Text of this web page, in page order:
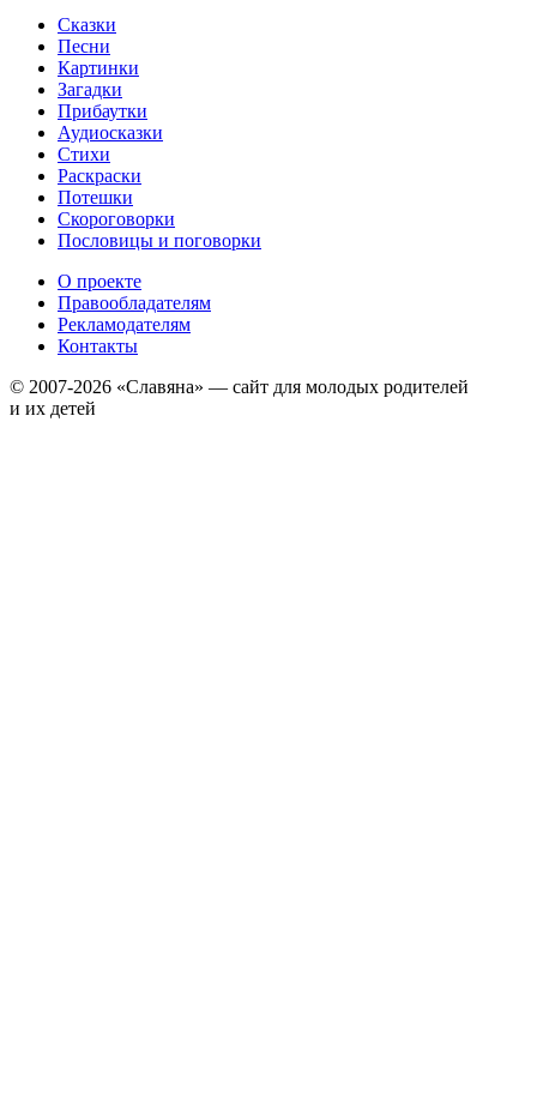
Сказки
Песни
Картинки
Загадки
Прибаутки
Аудиосказки
Стихи
Раскраски
Потешки
Скороговорки
Пословицы и поговорки
О проекте
Правообладателям
Рекламодателям
Контакты
© 2007-2026 «Славяна» — сайт для молодых родителей
и их детей